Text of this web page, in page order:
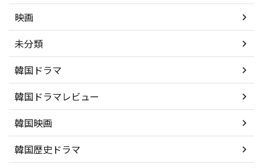
映画
未分類
韓国ドラマ
韓国ドラマレビュー
韓国映画
韓国歴史ドラマ